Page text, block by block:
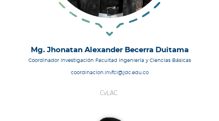
Mg. Jhonatan Alexander Becerra Duitama
Coordinador Investigación Facultad Ingeniería y Ciencias Básicas
coordinacion.invfci@jdc.edu.co
CvLAC